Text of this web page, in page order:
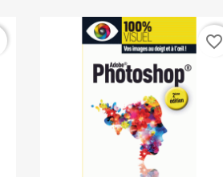
favorite_border